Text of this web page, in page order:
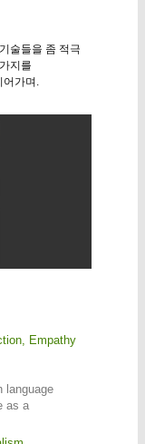
술들을 좀 적극
지를
어가며.
Empathy
language
as a